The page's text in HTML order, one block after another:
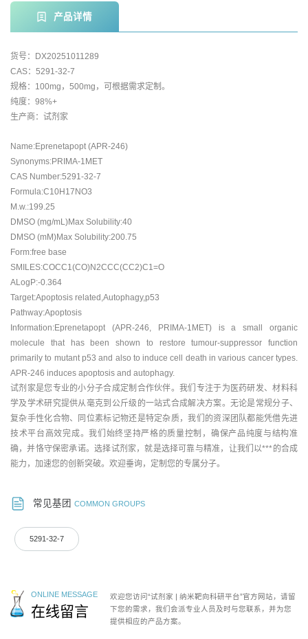
产品详情
货号：DX20251011289
CAS：5291-32-7
规格：100mg，500mg，可根据需求定制。
纯度：98%+
生产商：试剂家
Name:Eprenetapopt (APR-246)
Synonyms:PRIMA-1MET
CAS Number:5291-32-7
Formula:C10H17NO3
M.w.:199.25
DMSO (mg/mL)Max Solubility:40
DMSO (mM)Max Solubility:200.75
Form:free base
SMILES:COCC1(CO)N2CCC(CC2)C1=O
ALogP:-0.364
Target:Apoptosis related,Autophagy,p53
Pathway:Apoptosis
Information:Eprenetapopt (APR-246, PRIMA-1MET) is a small organic
molecule that has been shown to restore tumour-suppressor function
primarily to mutant p53 and also to induce cell death in various cancer types.
APR-246 induces apoptosis and autophagy.
试剂家是您专业的小分子合成定制合作伙伴。我们专注于为医药研发、材料科
学及学术研究提供从毫克到公斤级的一站式合成解决方案。无论是常规分子、
复杂手性化合物、同位素标记物还是特定杂质，我们的资深团队都能凭借先进
技术平台高效完成。我们始终坚持严格的质量控制，确保产品纯度与结构准
确，并恪守保密承诺。选择试剂家，就是选择可靠与精准，让我们以***的合成
能力，加速您的创新突破。欢迎垂询，定制您的专属分子。
常见基团 COMMON GROUPS
5291-32-7
ONLINE MESSAGE
在线留言
欢迎您访问“试剂家 | 纳米靶向科研平台”官方网站，请留
下您的需求，我们会派专业人员及时与您联系，并为您
提供相应的产品方案。